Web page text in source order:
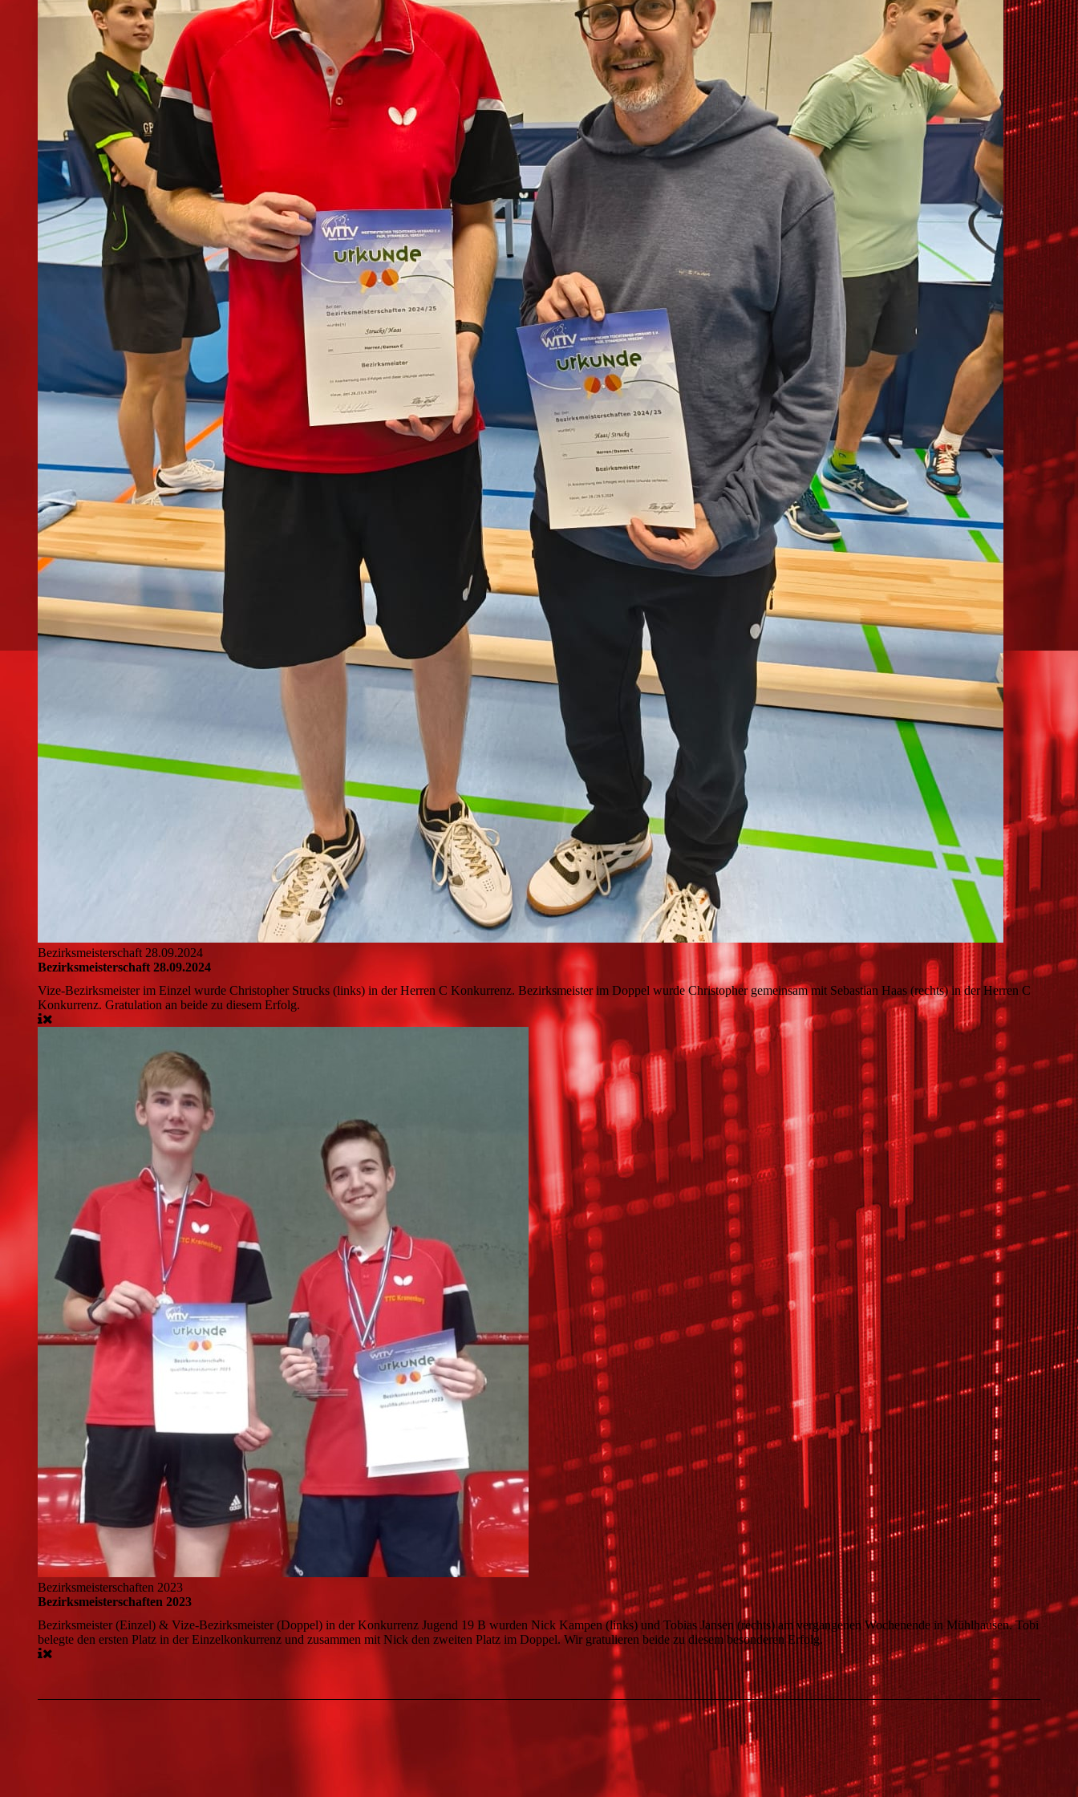
Bezirksmeisterschaft 28.09.2024
Bezirksmeisterschaft 28.09.2024
Vize-Bezirksmeister im Einzel wurde Christopher Strucks (links) in der Herren C Konkurrenz. Bezirksmeister im Doppel wurde Christopher gemeinsam mit Sebastian Haas (rechts) in der Herren C
Konkurrenz. Gratulation an beide zu diesem Erfolg.
Bezirksmeisterschaften 2023
Bezirksmeisterschaften 2023
Bezirksmeister (Einzel) & Vize-Bezirksmeister (Doppel) in der Konkurrenz Jugend 19 B wurden Nick Kampen (links) und Tobias Jansen (rechts) am vergangenen Wochenende in Mühlhausen. Tobi
belegte den ersten Platz in der Einzelkonkurrenz und zusammen mit Nick den zweiten Platz im Doppel. Wir gratulieren beide zu diesem besonderen Erfolg.